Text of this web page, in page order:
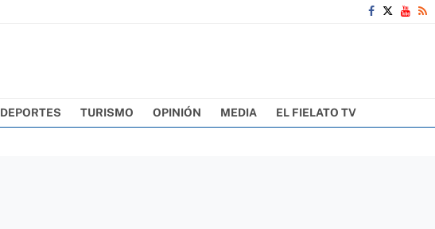
DEPORTES TURISMO OPINIÓN MEDIA EL FIELATO TV